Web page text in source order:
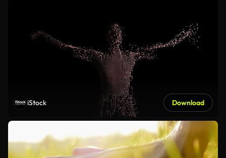
iStock Download